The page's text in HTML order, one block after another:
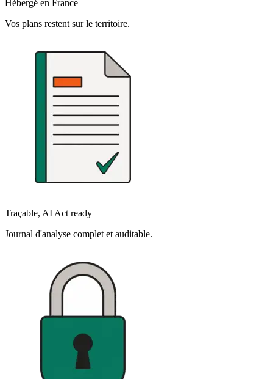
Hébergé en France
Vos plans restent sur le territoire.
Traçable, AI Act ready
Journal d'analyse complet et auditable.